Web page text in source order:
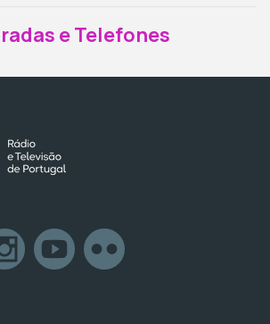
e Telefones